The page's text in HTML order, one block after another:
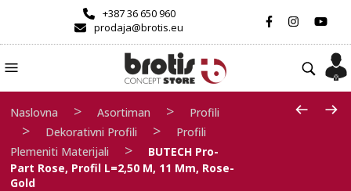
+387 36 650 960
prodaja@brotis.eu
Naslovna > Asortiman > Profili
> Dekorativni Profili >
Profili
Plemeniti Materijali
>
BUTECH Pro-
Part Rose, Profil L=2,50 M, 11 Mm, Rose-
Gold